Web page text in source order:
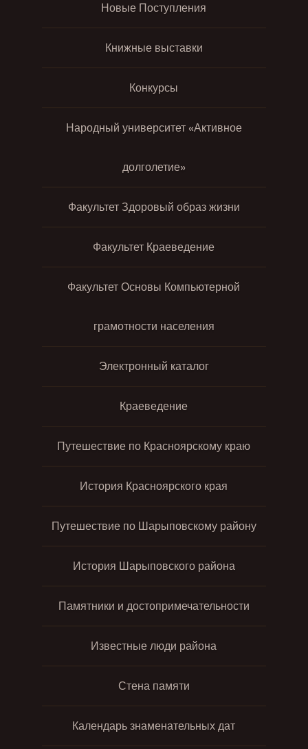
Новые Поступления
Книжные выставки
Конкурсы
Народный университет «Активное
долголетие»
Факультет Здоровый образ жизни
Факультет Краеведение
Факультет Основы Компьютерной
грамотности населения
Электронный каталог
Краеведение
Путешествие по Красноярскому краю
История Красноярского края
Путешествие по Шарыповскому району
История Шарыповского района
Памятники и достопримечательности
Известные люди района
Стена памяти
Календарь знаменательных дат